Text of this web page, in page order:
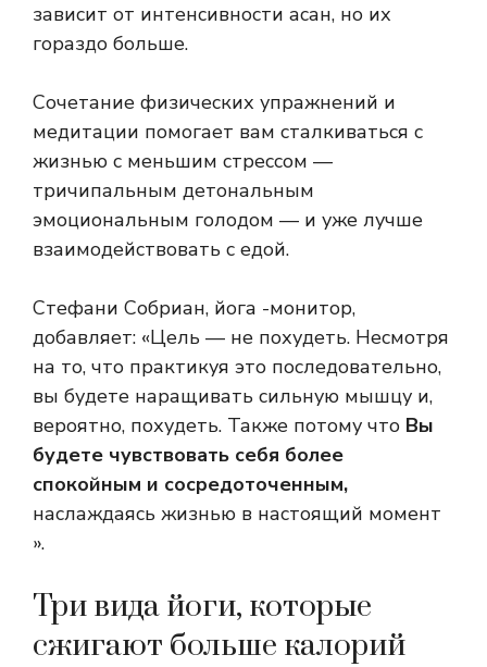
зависит от интенсивности асан, но их
гораздо больше.
Сочетание физических упражнений и
медитации помогает вам сталкиваться с
жизнью с меньшим стрессом —
тричипальным детональным
эмоциональным голодом — и уже лучше
взаимодействовать с едой.
Стефани Собриан, йога -монитор,
добавляет: «Цель — не похудеть. Несмотря
на то, что практикуя это последовательно,
вы будете наращивать сильную мышцу и,
вероятно, похудеть. Также потому что Вы
будете чувствовать себя более
спокойным и сосредоточенным,
наслаждаясь жизнью в настоящий момент
».
Три вида йоги, которые
сжигают больше калорий